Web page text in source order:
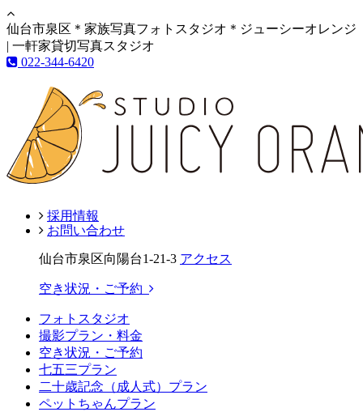
仙台市泉区＊家族写真フォトスタジオ＊ジューシーオレンジ
| 一軒家貸切写真スタジオ
022-344-6420
採用情報
お問い合わせ
仙台市泉区向陽台1-21-3 アクセス
空き状況・ご予約
フォトスタジオ
撮影プラン・料金
空き状況・ご予約
七五三プラン
二十歳記念（成人式）プラン
ペットちゃんプラン